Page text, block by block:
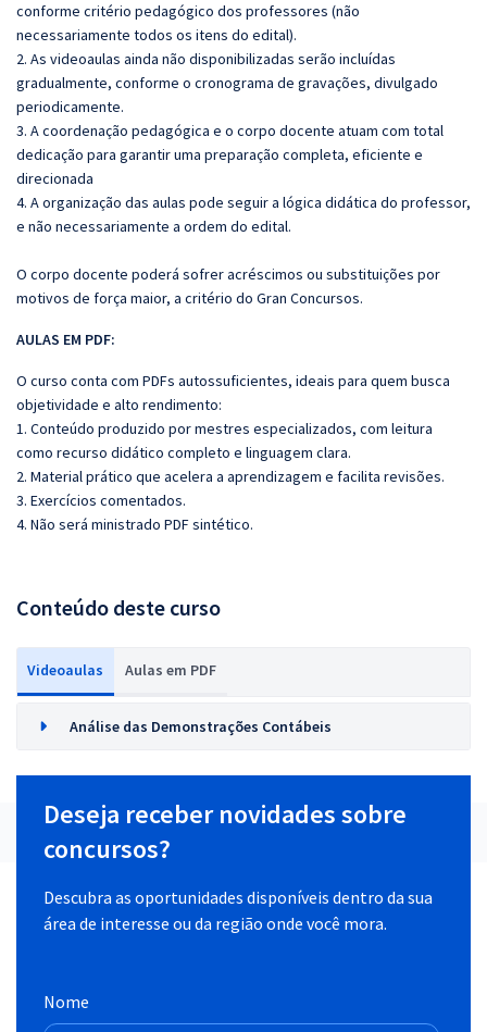
conforme critério pedagógico dos professores (não
necessariamente todos os itens do edital).
2. As videoaulas ainda não disponibilizadas serão incluídas
gradualmente, conforme o cronograma de gravações, divulgado
periodicamente.
3. A coordenação pedagógica e o corpo docente atuam com total
dedicação para garantir uma preparação completa, eficiente e
direcionada
4. A organização das aulas pode seguir a lógica didática do professor,
e não necessariamente a ordem do edital.
O corpo docente poderá sofrer acréscimos ou substituições por
motivos de força maior, a critério do Gran Concursos.
AULAS EM PDF:
O curso conta com PDFs autossuficientes, ideais para quem busca
objetividade e alto rendimento:
1. Conteúdo produzido por mestres especializados, com leitura
como recurso didático completo e linguagem clara.
2. Material prático que acelera a aprendizagem e facilita revisões.
3. Exercícios comentados.
4. Não será ministrado PDF sintético.
Conteúdo deste curso
Videoaulas Aulas em PDF
Análise das Demonstrações Contábeis
Deseja receber novidades sobre
concursos?
Descubra as oportunidades disponíveis dentro da sua
área de interesse ou da região onde você mora.
Nome